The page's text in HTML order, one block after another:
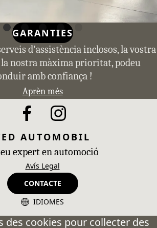
des cookies pour collecter des
GARANTIES
d'assistència inclosos, la vostra
la nostra màxima prioritat, podeu
amb confiança !
Aprèn més
AUTOMOBIL
expert en automoció
Avís Legal
CONTACTE
IDIOMES
CA - Catalán